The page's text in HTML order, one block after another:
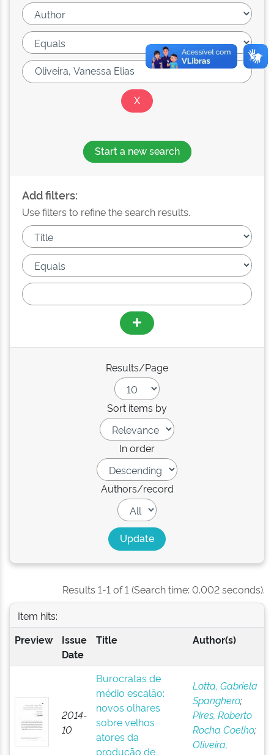
Start a new search
Add filters:
Use filters to refine the search results.
Results/Page
Sort items by
In order
Authors/record
Results 1-1 of 1 (Search time: 0.002 seconds).
Item hits:
Preview
Issue
Date
Title Author(s)
2014-
10
Burocratas de
médio escalão:
novos olhares
sobre velhos
atores da
produção de
Lotta, Gabriela
Spanghero;
Pires, Roberto
Rocha Coelho;
Oliveira,